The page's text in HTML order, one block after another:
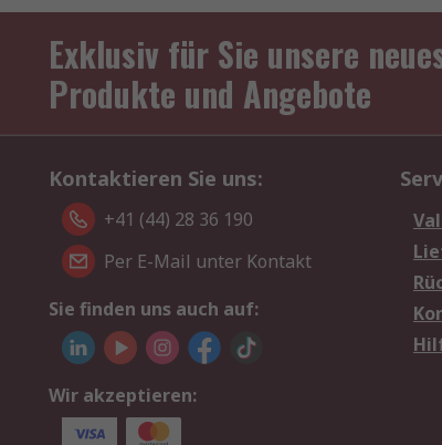
Exklusiv für Sie unsere
Produkte und Angebote
Kontaktieren Sie uns:
+41 (44) 28 36 190
Per E-Mail unter Kontakt
Sie finden uns auch auf:
Wir akzeptieren: